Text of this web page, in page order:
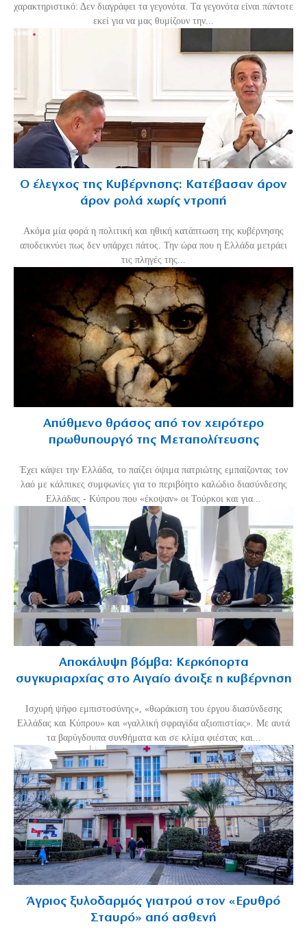
χαρακτηριστικό: Δεν διαγράφει τα γεγονότα. Τα γεγονότα είναι πάντοτε
εκεί για να μας θυμίζουν την...
Ο έλεγχος της Κυβέρνησης: Κατέβασαν άρον
άρον ρολά χωρίς ντροπή
Ακόμα μία φορά η πολιτική και ηθική κατάπτωση της κυβέρνησης
αποδεικνύει πως δεν υπάρχει πάτος. Την ώρα που η Ελλάδα μετράει
τις πληγές της...
Απύθμενο θράσος από τον χειρότερο
πρωθυπουργό της Μεταπολίτευσης
Έχει κάψει την Ελλάδα, το παίζει όψιμα πατριώτης εμπαίζοντας τον
λαό με κάλπικες συμφωνίες για το περιβόητο καλώδιο διασύνδεσης
Ελλάδας - Κύπρου που «έκοψαν» οι Τούρκοι και για...
Αποκάλυψη βόμβα: Κερκόπορτα
συγκυριαρχίας στο Αιγαίο άνοιξε η κυβέρνηση
Ισχυρή ψήφο εμπιστοσύνης», «θωράκιση του έργου διασύνδεσης
Ελλάδας και Κύπρου» και «γαλλική σφραγίδα αξιοπιστίας». Με αυτά
τα βαρύγδουπα συνθήματα και σε κλίμα φιέστας και...
Άγριος ξυλοδαρμός γιατρού στον «Ερυθρό
Σταυρό» από ασθενή